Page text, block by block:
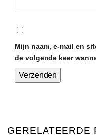
Mijn naam, e-mail en
de volgende keer
GERELATEERDE